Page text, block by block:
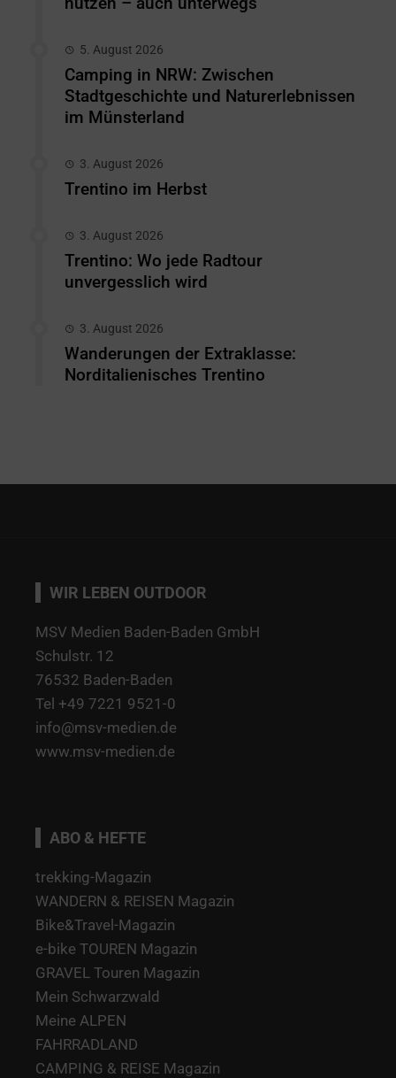
5. August 2026
Camping in NRW: Zwischen
Stadtgeschichte und Naturerlebnissen
im Münsterland
3. August 2026
Trentino im Herbst
3. August 2026
Trentino: Wo jede Radtour
unvergesslich wird
3. August 2026
Wanderungen der Extraklasse:
Norditalienisches Trentino
WIR LEBEN OUTDOOR
MSV Medien Baden-Baden GmbH
Schulstr. 12
76532 Baden-Baden
Tel +49 7221 9521-0
info@msv-medien.de
www.msv-medien.de
ABO & HEFTE
trekking-Magazin
WANDERN & REISEN Magazin
Bike&Travel-Magazin
e-bike TOUREN Magazin
GRAVEL Touren Magazin
Mein Schwarzwald
Meine ALPEN
FAHRRADLAND
CAMPING & REISE Magazin